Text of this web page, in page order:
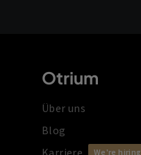
Otrium
Über uns
Blog
Karriere
We're hiring